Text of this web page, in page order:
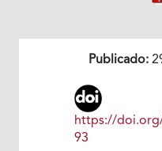
Publicado:
https://
93